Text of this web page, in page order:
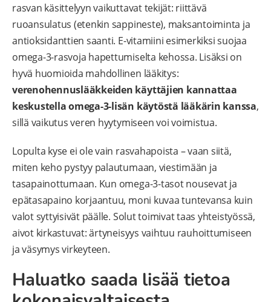
rasvan käsittelyyn vaikuttavat tekijät: riittävä
ruoansulatus (etenkin sappineste), maksantoiminta ja
antioksidanttien saanti. E-vitamiini esimerkiksi suojaa
omega-3-rasvoja hapettumiselta kehossa. Lisäksi on
hyvä huomioida mahdollinen lääkitys:
verenohennuslääkkeiden käyttäjien kannattaa
keskustella omega-3-lisän käytöstä lääkärin kanssa,
sillä vaikutus veren hyytymiseen voi voimistua.
Lopulta kyse ei ole vain rasvahapoista – vaan siitä,
miten keho pystyy palautumaan, viestimään ja
tasapainottumaan. Kun omega-3-tasot nousevat ja
epätasapaino korjaantuu, moni kuvaa tuntevansa kuin
valot syttyisivät päälle. Solut toimivat taas yhteistyössä,
aivot kirkastuvat: ärtyneisyys vaihtuu rauhoittumiseen
ja väsymys virkeyteen.
Haluatko saada lisää tietoa